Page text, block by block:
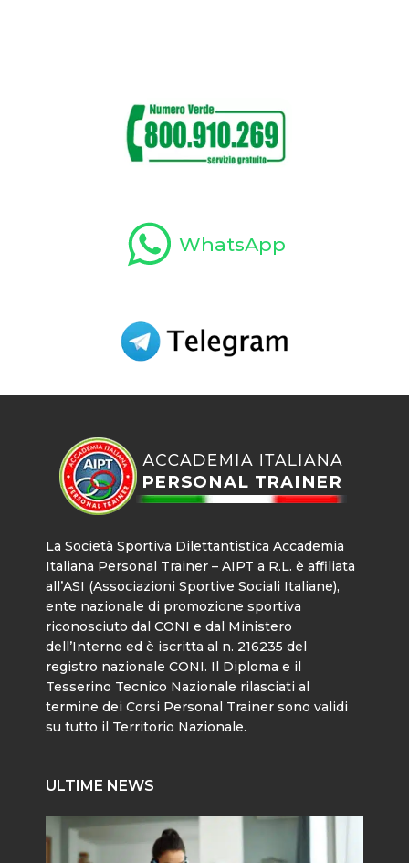
WhatsApp
La Società Sportiva Dilettantistica Accademia
Italiana Personal Trainer – AIPT a R.L. è affiliata
all’ASI (Associazioni Sportive Sociali Italiane),
ente nazionale di promozione sportiva
riconosciuto dal CONI e dal Ministero
dell’Interno ed è iscritta al n. 216235 del
registro nazionale CONI. Il Diploma e il
Tesserino Tecnico Nazionale rilasciati al
termine dei Corsi Personal Trainer sono validi
su tutto il Territorio Nazionale.
ULTIME NEWS